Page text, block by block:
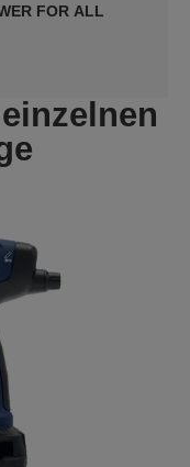
FOR ALL